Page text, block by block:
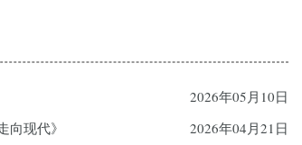
2026年05月10日
现代》
2026年04月21日